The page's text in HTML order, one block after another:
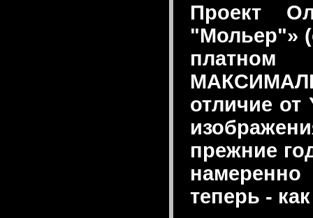
Проект
"Мольер"»
отличие от
прежние
теперь -